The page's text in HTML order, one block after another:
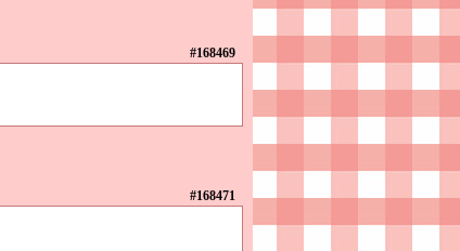
#168469
#168471